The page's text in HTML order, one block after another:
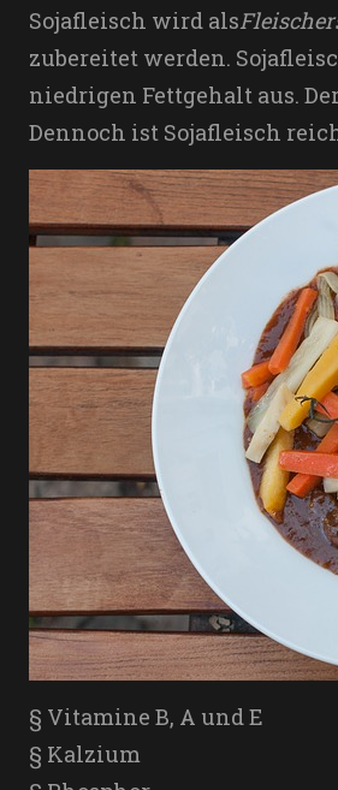
Sojafleisch wird als
zubereitet werden.
niedrigen Fettgehalt aus.
Dennoch ist Sojafleisch
§ Vitamine B, A und E
§ Kalzium